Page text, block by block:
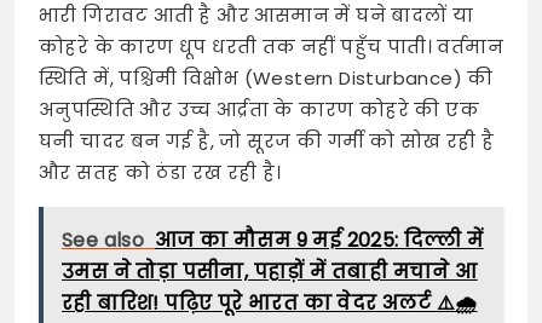
भारी गिरावट आती है और आसमान में घने बादलों या
कोहरे के कारण धूप धरती तक नहीं पहुँच पाती। वर्तमान
स्थिति में, पश्चिमी विक्षोभ (Western Disturbance) की
अनुपस्थिति और उच्च आर्द्रता के कारण कोहरे की एक
घनी चादर बन गई है, जो सूरज की गर्मी को सोख रही है
और सतह को ठंडा रख रही है।
See also आज का मौसम 9 मई 2025: दिल्ली में
उमस ने तोड़ा पसीना, पहाड़ों में तबाही मचाने आ
रही बारिश! पढ़िए पूरे भारत का वेदर अलर्ट ⚠️🌧️